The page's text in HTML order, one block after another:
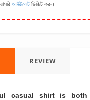
আউটলেট ভিজিট করুন
REVIEW
casual shirt is both